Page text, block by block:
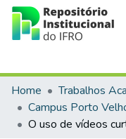
Communities &
All of DSpace
Statistics
Home
Trabalhos
Campus Porto